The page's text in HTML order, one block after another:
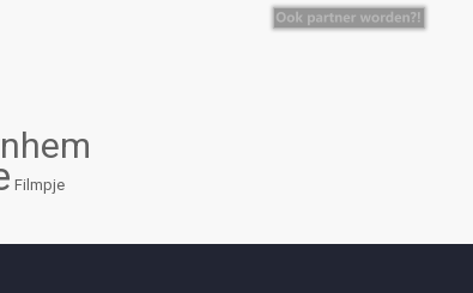
Filmpje